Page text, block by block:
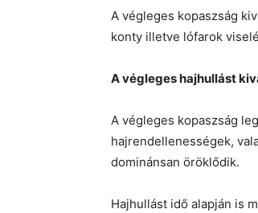
A végleges kopaszság
konty illetve lófarok
A végleges hajhullást
A végleges kopaszság
hajrendellenességek,
dominánsan öröklődik.
Hajhullást idő alapján is